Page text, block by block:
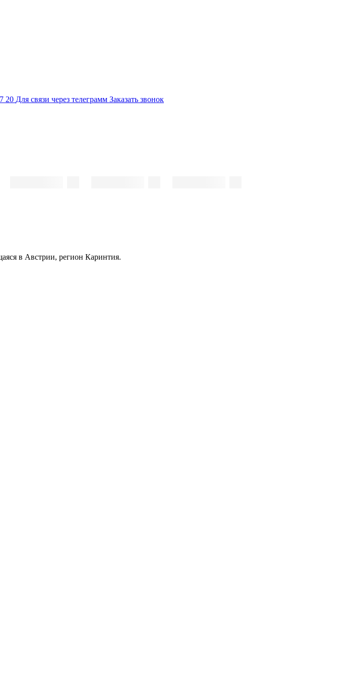
20 Для связи через телеграмм Заказать звонок
в Австрии, регион Каринтия.